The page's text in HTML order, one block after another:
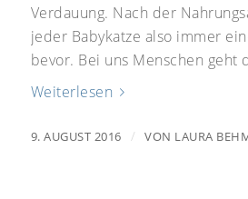
Verdauung. Nach der
jeder Babykatze also immer
bevor. Bei uns Menschen geht
Weiterlesen
9. AUGUST 2016 / VON LAURA